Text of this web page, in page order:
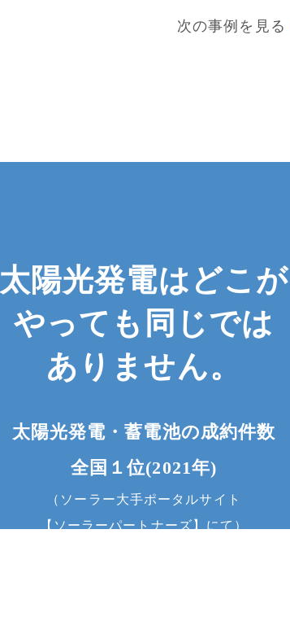
次の事例を見る
太陽光発電は どこが
やっても 同じでは
ありません。
太陽光発電・蓄電池の成約件数
全国１位(2021年)
（ソーラー大手ポータルサイト
【ソーラーパートナーズ】にて）